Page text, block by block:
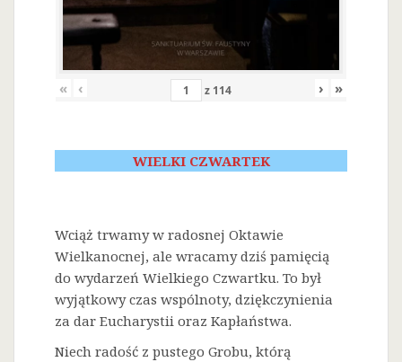
« ‹ z 114 › »
WIELKI CZWARTEK
Wciąż trwamy w radosnej Oktawie
Wielkanocnej, ale wracamy dziś pamięcią
do wydarzeń Wielkiego Czwartku. To był
wyjątkowy czas wspólnoty, dziękczynienia
za dar Eucharystii oraz Kapłaństwa.
Niech radość z pustego Grobu, którą